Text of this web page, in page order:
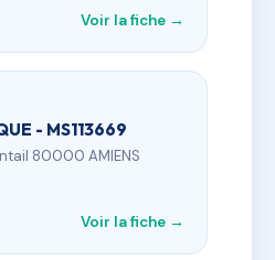
Voir la fiche →
- MS113669
80000 AMIENS
Voir la fiche →